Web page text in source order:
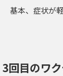
基本、 症状が
3回目のワ